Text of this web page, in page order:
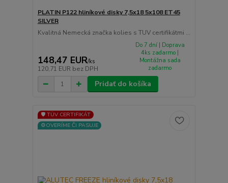
PLATIN P122 hliníkové disky 7,5x18 5x108 ET45
SILVER
Kvalitná Nemecká značka kolies s TUV certifikátmi ...
148,47 EUR/ks
120,71 EUR bez DPH
Do 7 dní | Doprava
4ks zadarmo |
Montážna sada
zadarmo
Pridať do košíka
🛡️ TÜV CERTIFIKÁT
⚙️OVERÍME ČI PASUJE